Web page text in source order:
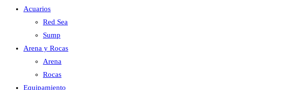
Acuarios
Red Sea
Sump
Arena y Rocas
Arena
Rocas
Equipamiento